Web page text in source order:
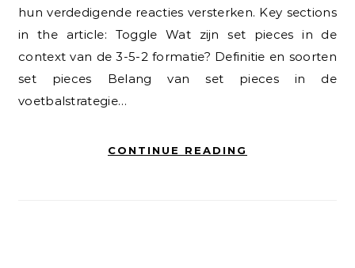
hun verdedigende reacties versterken. Key sections
in the article: Toggle Wat zijn set pieces in de
context van de 3-5-2 formatie? Definitie en soorten
set pieces Belang van set pieces in de
voetbalstrategie…
CONTINUE READING